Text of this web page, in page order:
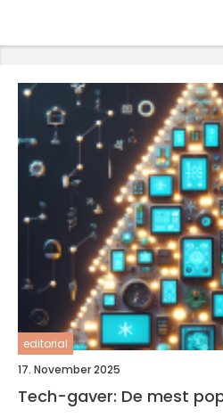
editorial
17. November 2025
Tech-gaver: De mest